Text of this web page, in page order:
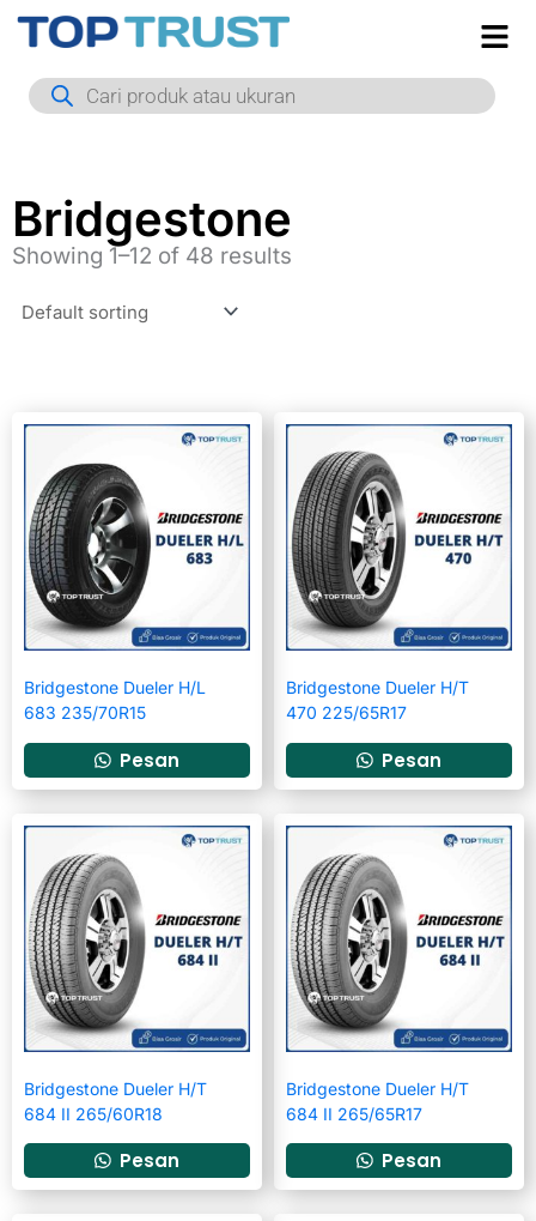
Skip
contentProducts
search
Bridgestone
Showing 1–12 of 48 results
Bridgestone Dueler H/L
683 235/70R15
Pesan
Bridgestone Dueler H/T
470 225/65R17
Pesan
Bridgestone Dueler H/T
684 II 265/60R18
Pesan
Bridgestone Dueler H/T
684 II 265/65R17
Pesan